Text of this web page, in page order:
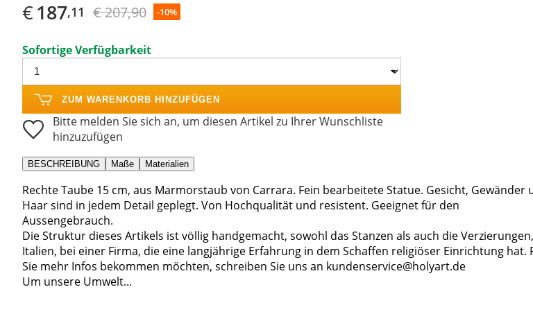
€187,11 € 207,90 -10%
Sofortige Verfügbarkeit
ZUM WARENKORB HINZUFÜGEN
Bitte melden Sie sich an, um diesen Artikel zu Ihrer Wunschliste
hinzuzufügen
BESCHREIBUNG Maße Materialien
Rechte Taube 15 cm, aus Marmorstaub von Carrara. Fein bearbeitete Statue. Gesicht, Gewänder
Haar sind in jedem Detail geplegt. Von Hochqualität und resistent. Geeignet für den
Aussengebrauch.
Die Struktur dieses Artikels ist völlig handgemacht, sowohl das Stanzen als auch die
Italien, bei einer Firma, die eine langjährige Erfahrung in dem Schaffen religiöser Einrichtung hat.
Sie mehr Infos bekommen möchten, schreiben Sie uns an kundenservice@holyart.de
Um unsere Umwelt...